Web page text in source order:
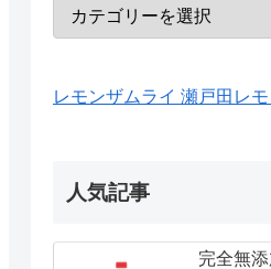
レモンザムライ 瀬戸田レ
人気記事
完全無